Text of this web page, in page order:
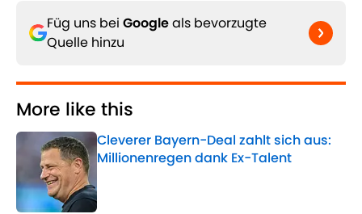
Füg uns bei Googleals bevorzugte
Quelle hinzu
More like this
Cleverer Bayern-Deal zahlt sich aus:
Millionenregen dank Ex-Talent